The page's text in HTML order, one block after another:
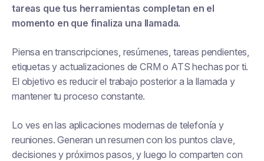
tareas que tus herramientas completan en el
momento en que finaliza una llamada.
Piensa en transcripciones, resúmenes, tareas pendientes,
etiquetas y actualizaciones de CRM o ATS hechas por ti.
El objetivo es reducir el trabajo posterior a la llamada y
mantener tu proceso constante.
Lo ves en las aplicaciones modernas de telefonía y
reuniones. Generan un resumen con los puntos clave,
decisiones y próximos pasos, y luego lo comparten con